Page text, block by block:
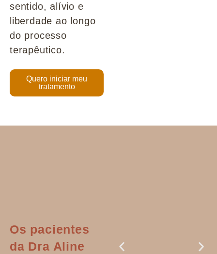
sentido, alívio e
liberdade ao longo
do processo
terapêutico.
Quero iniciar meu
tratamento
Os pacientes
da Dra Aline